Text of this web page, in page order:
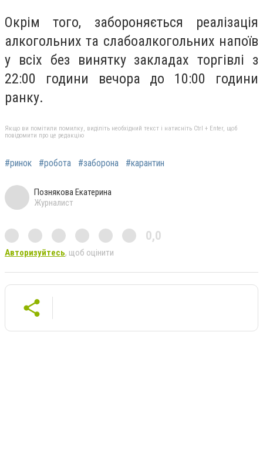
Окрім того, забороняється реалізація
алкогольних та слабоалкогольних напоїв
у всіх без винятку закладах торгівлі з
22:00 години вечора до 10:00 години
ранку.
Якщо ви помітили помилку, виділіть необхідний текст і натисніть Ctrl + Enter, щоб
повідомити про це редакцію
#ринок #робота #заборона #карантин
Познякова Екатерина
Журналист
0,0
Авторизуйтесь, щоб оцінити